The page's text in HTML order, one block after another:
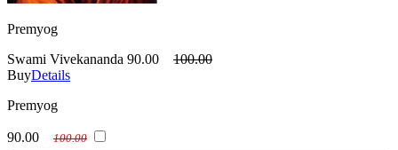
Premyog
Swami Vivekananda 90.00
100.00
BuyDetails
Premyog
90.00 100.00